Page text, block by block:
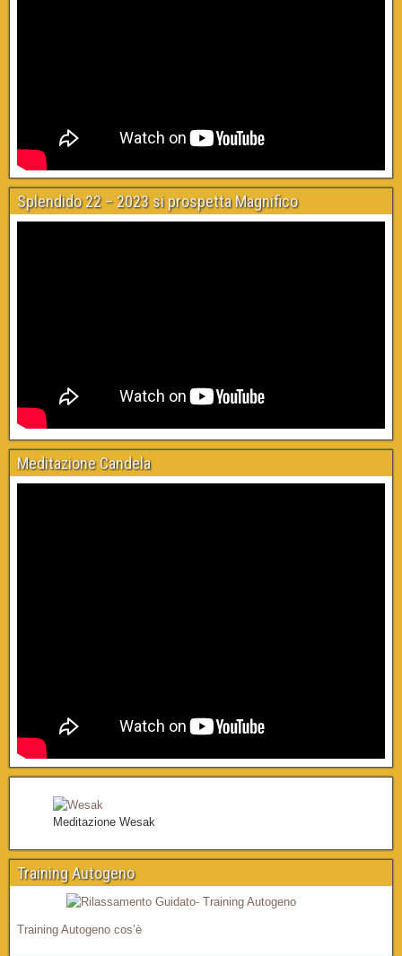
Splendido 22 – 2023 si prospetta Magnifico
Meditazione Candela
Meditazione Wesak
Training Autogeno
Training Autogeno cos’è